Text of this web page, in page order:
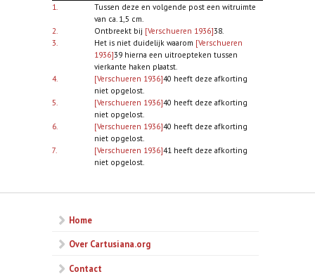
1.
Tussen deze en volgende post een witruimte
van ca. 1,5 cm.
2.
Ontbreekt bij [Verschueren 1936]38.
3.
Het is niet duidelijk waarom [Verschueren
1936]39 hierna een uitroepteken tussen
vierkante haken plaatst.
4.
[Verschueren 1936]40 heeft deze afkorting
niet opgelost.
5.
[Verschueren 1936]40 heeft deze afkorting
niet opgelost.
6.
[Verschueren 1936]40 heeft deze afkorting
niet opgelost.
7.
[Verschueren 1936]41 heeft deze afkorting
niet opgelost.
Home
Over Cartusiana.org
Contact